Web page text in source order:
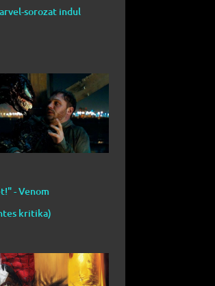
sorozat indul
- Venom
kritika)